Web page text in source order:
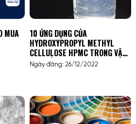
MUA
10 ỨNG DỤNG CỦA
HYDROXYPROPYL METHYL
CELLULOSE HPMC TRONG VẬT
LIỆU XÂY DỰNG
Ngày đăng: 26/12/2022